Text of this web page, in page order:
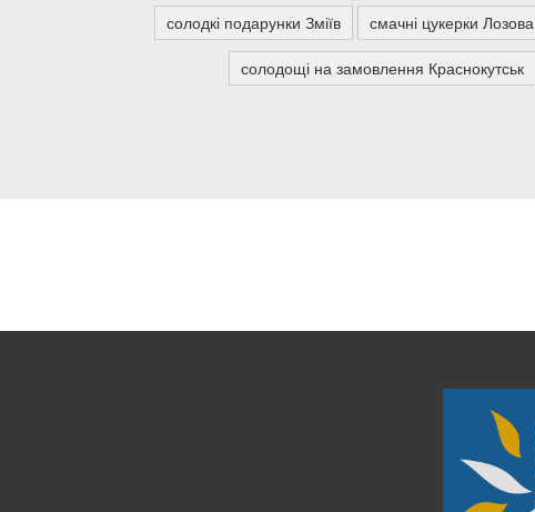
солодкі подарунки Зміїв смачні цукерки Лозова
солодощі на замовлення Краснокутськ